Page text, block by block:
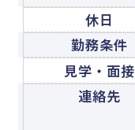
休日
勤務条件
見学・面接
連絡先